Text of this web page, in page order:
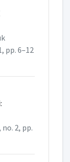
pp. 6–12
2, pp.